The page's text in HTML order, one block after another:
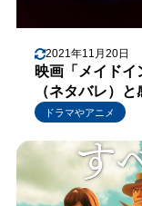
2021年11月20日
映画「メイド
（ネタバレ）と
ドラマやアニメ